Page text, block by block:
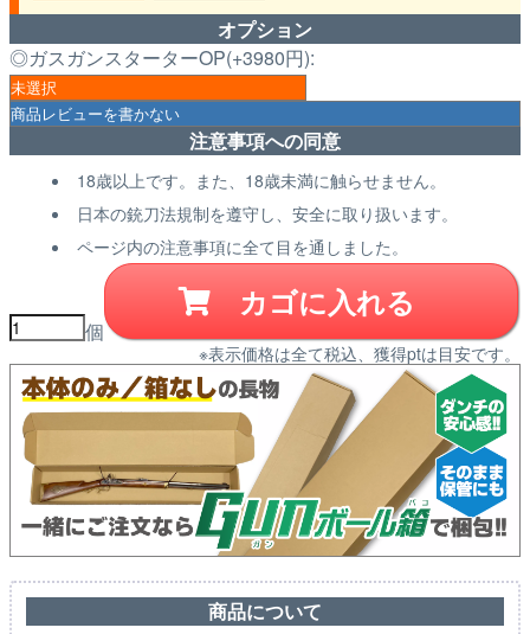
オプション
◎ガスガンスターターOP(+3980円):
注意事項への同意
18歳以上です。また、18歳未満に触らせません。
日本の銃刀法規制を遵守し、安全に取り扱います。
ページ内の注意事項に全て目を通しました。
個
カゴに入れる
※表示価格は全て税込、獲得ptは目安です。
商品について